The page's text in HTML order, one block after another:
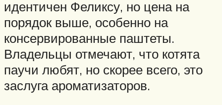
идентичен Феликсу, но цена на
порядок выше, особенно на
консервированные паштеты.
Владельцы отмечают, что котята
паучи любят, но скорее всего, это
заслуга ароматизаторов.